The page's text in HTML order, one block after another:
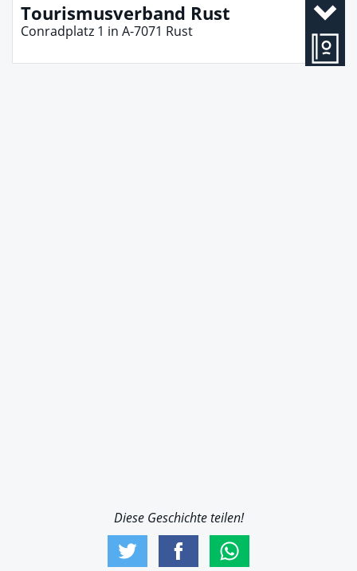
Tourismusverband Rust
Conradplatz 1 in A-7071 Rust
Diese Geschichte teilen!